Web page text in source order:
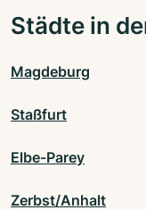
Städte in
Magdeburg
Staßfurt
Elbe-Parey
Zerbst/Anhalt